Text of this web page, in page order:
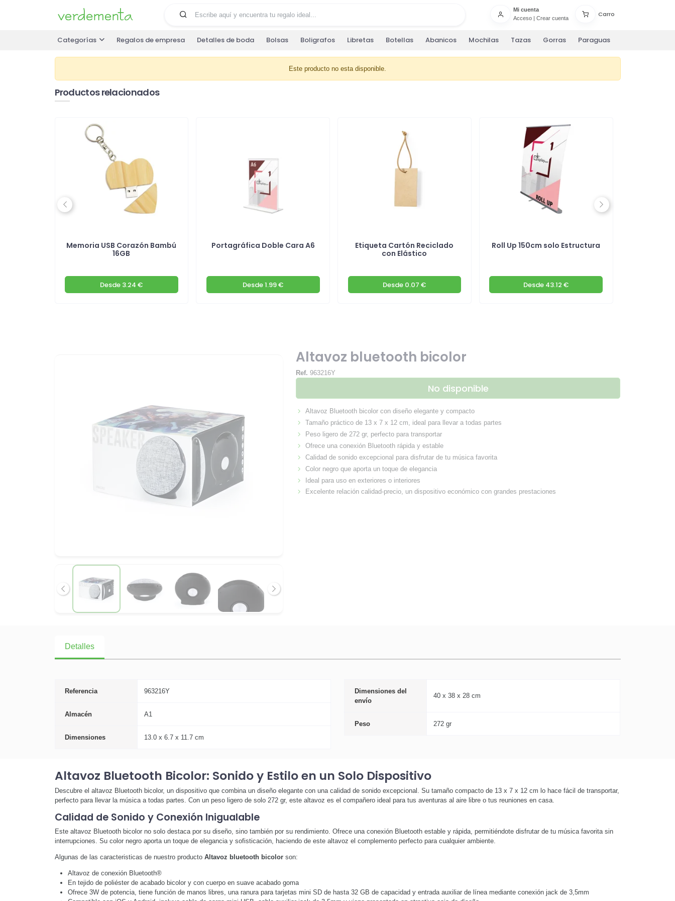
Mi cuenta
Acceso| Crear cuenta
Carro
Categorías Regalos de empresa Detalles de boda Bolsas Boligrafos Libretas Botellas Abanicos Mochilas Tazas Gorras Paraguas
Este producto no esta disponible.
Productos relacionados
Memoria USB Corazón Bambú
16GB
Desde 3.24 €
Portagráfica Doble Cara A6
Desde1.99 €
Etiqueta Cartón Reciclado
con Elástico
Desde 0.07 €
Roll Up 150cm solo Estructura
Desde 43.12 €
Previous Next
Anterior Siguiente
Altavoz bluetooth bicolor
Ref. 963216Y
No disponible
Altavoz Bluetooth bicolor con diseño elegante y compacto
Tamaño práctico de 13 x 7 x 12 cm, ideal para llevar a todas partes
Peso ligero de 272 gr, perfecto para transportar
Ofrece una conexión Bluetooth rápida y estable
Calidad de sonido excepcional para disfrutar de tu música favorita
Color negro que aporta un toque de elegancia
Ideal para uso en exteriores o interiores
Excelente relación calidad-precio, un dispositivo económico con grandes prestaciones
Detalles
Referencia 963216Y
Almacén A1
Dimensiones 13.0 x 6.7 x 11.7 cm
Dimensiones del
envío
40 x 38 x 28 cm
Peso 272 gr
Altavoz Bluetooth Bicolor: Sonido y Estilo en un Solo Dispositivo
Descubre el altavoz Bluetooth bicolor, un dispositivo que combina un diseño elegante con una calidad de sonido excepcional. Su tamaño compacto de 13 x 7 x 12 cm lo hace fácil de transportar,
perfecto para llevar la música a todas partes. Con un peso ligero de solo 272 gr, este altavoz es el compañero ideal para tus aventuras al aire libre o tus reuniones en casa.
Calidad de Sonido y Conexión Inigualable
Este altavoz Bluetooth bicolor no solo destaca por su diseño, sino también por su rendimiento. Ofrece una conexión Bluetooth estable y rápida, permitiéndote disfrutar de tu música favorita sin
interrupciones. Su color negro aporta un toque de elegancia y sofisticación, haciendo de este altavoz el complemento perfecto para cualquier ambiente.
Algunas de las caracteristicas de nuestro producto Altavoz bluetooth bicolorson:
Altavoz de conexión Bluetooth®
En tejido de poliéster de acabado bicolor y con cuerpo en suave acabado goma
Ofrece 3W de potencia, tiene función de manos libres, una ranura para tarjetas mini SD de hasta 32 GB de capacidad y entrada auxiliar de línea mediante conexión jack de 3,5mm